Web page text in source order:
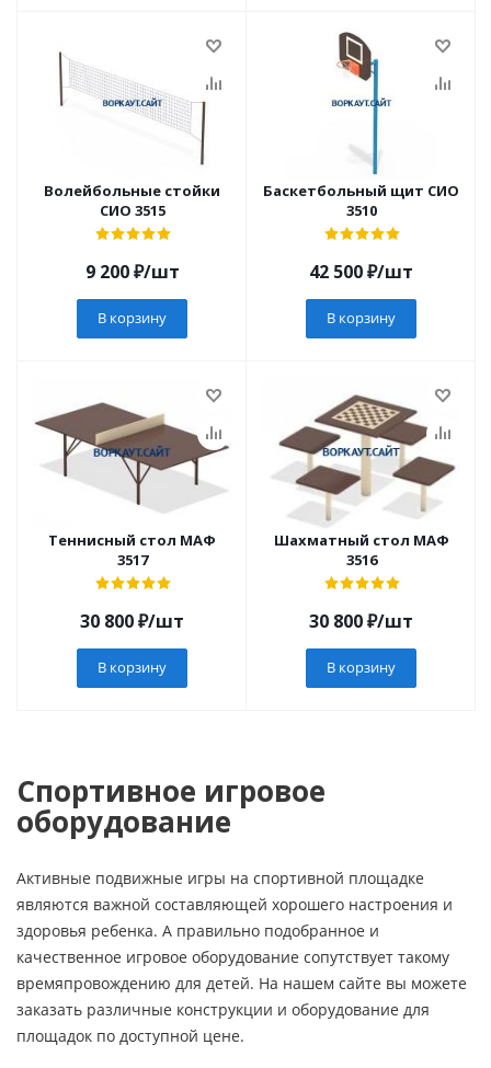
Волейбольные стойки
СИО 3515
9 200₽/шт
В корзину
Баскетбольный щит СИО
3510
42 500₽/шт
В корзину
Теннисный стол МАФ
3517
30 800₽/шт
В корзину
Шахматный стол МАФ
3516
30 800₽/шт
В корзину
Спортивное игровое
оборудование
Активные подвижные игры на спортивной площадке
являются важной составляющей хорошего настроения и
здоровья ребенка. А правильно подобранное и
качественное игровое оборудование сопутствует такому
времяпровождению для детей. На нашем сайте вы можете
заказать различные конструкции и оборудование для
площадок по доступной цене.